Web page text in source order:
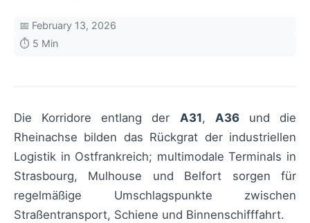
📅 February 13, 2026
⏱️ 5 Min
Die Korridore entlang der A31, A36und die
Rheinachse bilden das Rückgrat der industriellen
Logistik in Ostfrankreich; multimodale Terminals in
Strasbourg, Mulhouse und Belfort sorgen für
regelmäßige Umschlagspunkte zwischen
Straßentransport, Schiene und Binnenschifffahrt.